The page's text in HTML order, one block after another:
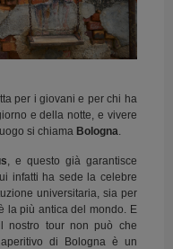
per i giovani e per chi ha
e della notte, e vivere
si chiama Bologna
, e questo già garantisce
infatti ha sede la celebre
universitaria, sia per
la più antica del mondo. E
il nostro tour non può che
di Bologna è un